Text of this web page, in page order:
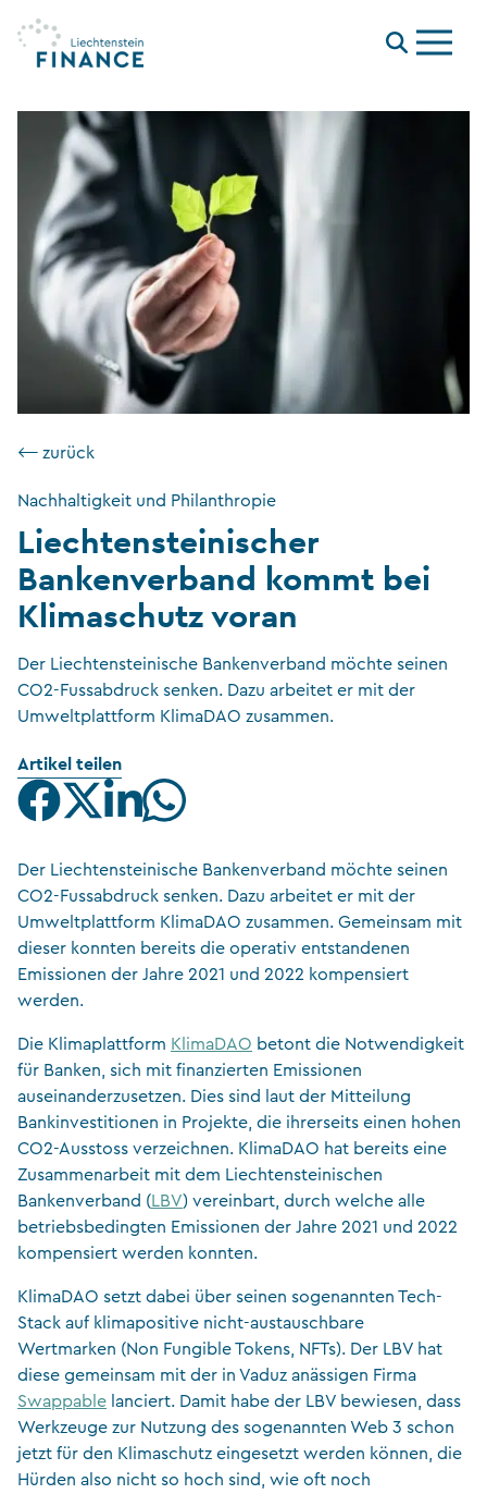
Menu
⟵ zurück
Nachhaltigkeit und Philanthropie
Liechtensteinischer
Bankenverband kommt bei
Klimaschutz voran
Der Liechtensteinische Bankenverband möchte seinen
CO2-Fussabdruck senken. Dazu arbeitet er mit der
Umweltplattform KlimaDAO zusammen.
Artikel teilen
Der Liechtensteinische Bankenverband möchte seinen
CO2-Fussabdruck senken. Dazu arbeitet er mit der
Umweltplattform KlimaDAO zusammen. Gemeinsam mit
dieser konnten bereits die operativ entstandenen
Emissionen der Jahre 2021 und 2022 kompensiert
werden.
Die Klimaplattform KlimaDAO betont die Notwendigkeit
für Banken, sich mit finanzierten Emissionen
auseinanderzusetzen. Dies sind laut der Mitteilung
Bankinvestitionen in Projekte, die ihrerseits einen hohen
CO2-Ausstoss verzeichnen. KlimaDAO hat bereits eine
Zusammenarbeit mit dem Liechtensteinischen
Bankenverband (LBV) vereinbart, durch welche alle
betriebsbedingten Emissionen der Jahre 2021 und 2022
kompensiert werden konnten.
KlimaDAO setzt dabei über seinen sogenannten Tech-
Stack auf klimapositive nicht-austauschbare
Wertmarken (Non Fungible Tokens, NFTs). Der LBV hat
diese gemeinsam mit der in Vaduz anässigen Firma
Swappable lanciert. Damit habe der LBV bewiesen, dass
Werkzeuge zur Nutzung des sogenannten Web 3 schon
jetzt für den Klimaschutz eingesetzt werden können, die
Hürden also nicht so hoch sind, wie oft noch